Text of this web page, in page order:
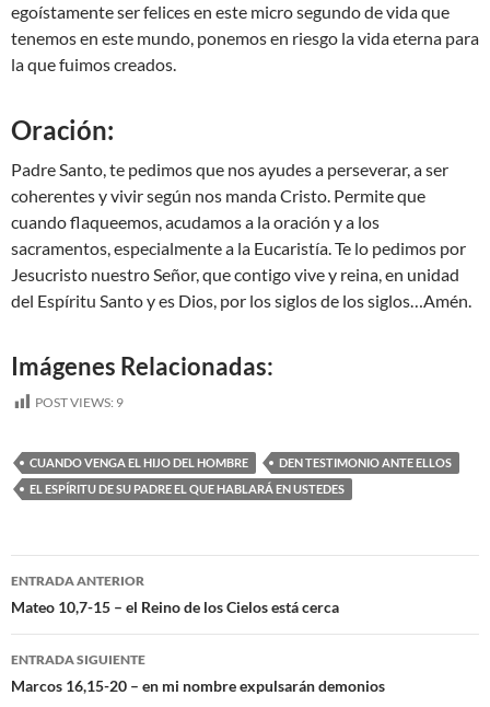
egoístamente ser felices en este micro segundo de vida que
tenemos en este mundo, ponemos en riesgo la vida eterna para
la que fuimos creados.
Oración:
Padre Santo, te pedimos que nos ayudes a perseverar, a ser
coherentes y vivir según nos manda Cristo. Permite que
cuando flaqueemos, acudamos a la oración y a los
sacramentos, especialmente a la Eucaristía. Te lo pedimos por
Jesucristo nuestro Señor, que contigo vive y reina, en unidad
del Espíritu Santo y es Dios, por los siglos de los siglos…Amén.
Imágenes Relacionadas:
POST VIEWS: 9
CUANDO VENGA EL HIJO DEL HOMBRE
DEN TESTIMONIO ANTE ELLOS
EL ESPÍRITU DE SU PADRE EL QUE HABLARÁ EN USTEDES
Navegación
de
entradas
ENTRADA ANTERIOR
Mateo 10,7-15 – el Reino de los Cielos está cerca
ENTRADA SIGUIENTE
Marcos 16,15-20 – en mi nombre expulsarán demonios